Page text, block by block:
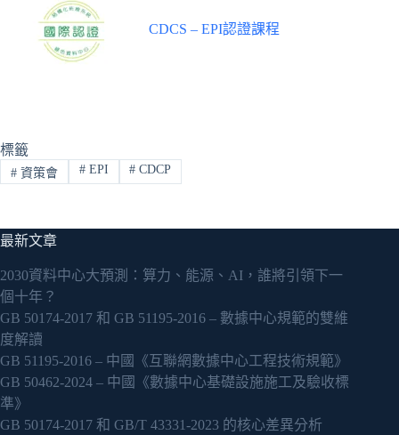
CDCS – EPI認證課程
標籤
#資策會 #EPI # CDCP
最新文章
2030資料中心大預測：算力、能源、AI，誰將引領下一
個十年？
GB 50174-2017 和 GB 51195-2016 – 數據中心規範的雙維
度解讀
GB 51195-2016 – 中國《互聯網數據中心工程技術規範》
GB 50462-2024 – 中國《數據中心基礎設施施工及驗收標
準》
GB 50174-2017 和 GB/T 43331-2023 的核心差異分析